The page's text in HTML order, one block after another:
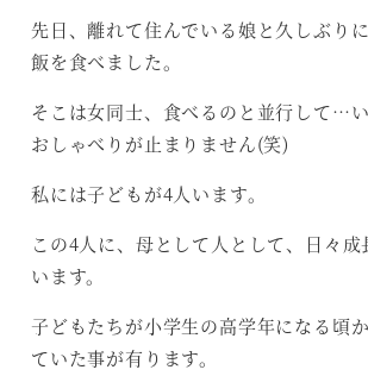
先日、離れて住んでいる娘と久しぶり
飯を食べました。
そこは女同士、食べるのと並行して…
おしゃべりが止まりません(笑)
私には子どもが4人います。
この4人に、母として人として、日々成
います。
子どもたちが小学生の高学年になる頃
ていた事が有ります。